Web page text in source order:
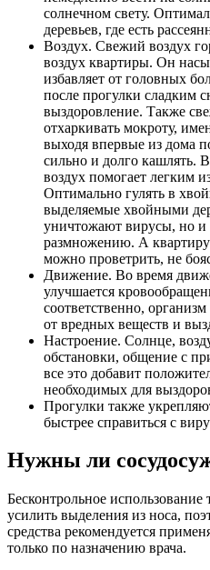
солнечном свету.
деревьев, где есть
Воздух. Свежий воздух
воздух квартиры. Он
избавляет от головных
после прогулки сладким
выздоровление. Также
отхаркивать мокроту,
выходя впервые из дома
сильно и долго кашлять.
воздух помогает легким
Оптимально гулять в
выделяемые хвойными
уничтожают вирусы, но и
размножению. А квартиру
можно проветрить, не
Движение. Во время
улучшается
соответственно,
от вредных веществ и
Настроение. Солнце,
обстановки, общение с
все это добавит
необходимых для
Прогулки также
быстрее справиться с
Нужны ли
Бесконтрольное
усилить выделения из носа,
средства рекомендуется
только по назначению врача.